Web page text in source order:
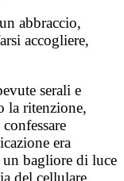
abbraccio,
accogliere,
serali e
la ritenzione,
era
un bagliore di luce
del cellulare